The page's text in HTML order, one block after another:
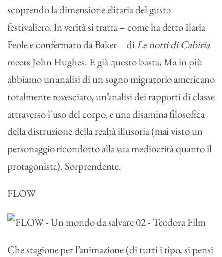
scoprendo la dimensione elitaria del gusto
festivaliero. In verità si tratta – come ha detto Ilaria
Feole e confermato da Baker – diLe notti di Cabiria
meets John Hughes. E già questo basta, Ma in più
abbiamo un’analisi di un sogno migratorio americano
totalmente rovesciato, un’analisi dei rapporti di classe
attraverso l’uso del corpo, e una disamina filosofica
della distruzione della realtà illusoria (mai visto un
personaggio ricondotto alla sua mediocrità quanto il
protagonista). Sorprendente.
FLOW
Che stagione per l’animazione (di tutti i tipo, si pensi